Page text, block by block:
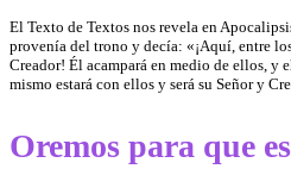
El Texto de Textos nos revela en
provenía del trono y decía: «¡Aquí, entre
Creador! Él acampará en medio de ellos, y
mismo estará con ellos y será su Señor y
Oremos para que